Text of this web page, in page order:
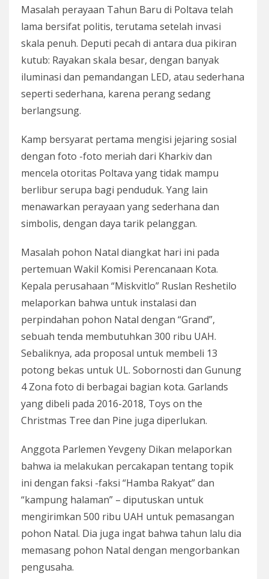
Masalah perayaan Tahun Baru di Poltava telah
lama bersifat politis, terutama setelah invasi
skala penuh. Deputi pecah di antara dua pikiran
kutub: Rayakan skala besar, dengan banyak
iluminasi dan pemandangan LED, atau sederhana
seperti sederhana, karena perang sedang
berlangsung.
Kamp bersyarat pertama mengisi jejaring sosial
dengan foto -foto meriah dari Kharkiv dan
mencela otoritas Poltava yang tidak mampu
berlibur serupa bagi penduduk. Yang lain
menawarkan perayaan yang sederhana dan
simbolis, dengan daya tarik pelanggan.
Masalah pohon Natal diangkat hari ini pada
pertemuan Wakil Komisi Perencanaan Kota.
Kepala perusahaan “Miskvitlo” Ruslan Reshetilo
melaporkan bahwa untuk instalasi dan
perpindahan pohon Natal dengan “Grand”,
sebuah tenda membutuhkan 300 ribu UAH.
Sebaliknya, ada proposal untuk membeli 13
potong bekas untuk UL. Sobornosti dan Gunung
4 Zona foto di berbagai bagian kota. Garlands
yang dibeli pada 2016-2018, Toys on the
Christmas Tree dan Pine juga diperlukan.
Anggota Parlemen Yevgeny Dikan melaporkan
bahwa ia melakukan percakapan tentang topik
ini dengan faksi -faksi “Hamba Rakyat” dan
“kampung halaman” – diputuskan untuk
mengirimkan 500 ribu UAH untuk pemasangan
pohon Natal. Dia juga ingat bahwa tahun lalu dia
memasang pohon Natal dengan mengorbankan
pengusaha.